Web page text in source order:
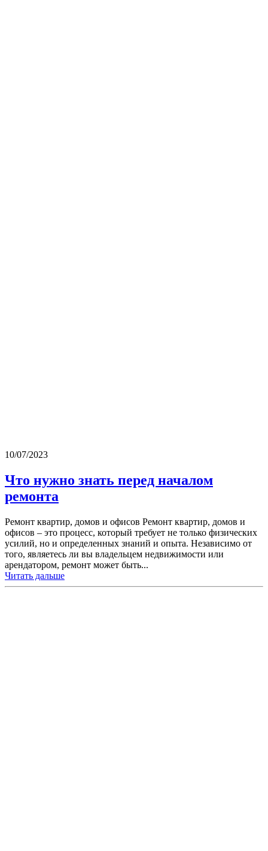
10/07/2023
Что нужно знать перед началом
ремонта
Ремонт квартир, домов и офисов Ремонт квартир, домов и
офисов – это процесс, который требует не только физических
усилий, но и определенных знаний и опыта. Независимо от
того, являетесь ли вы владельцем недвижимости или
арендатором, ремонт может быть...
Читать дальше